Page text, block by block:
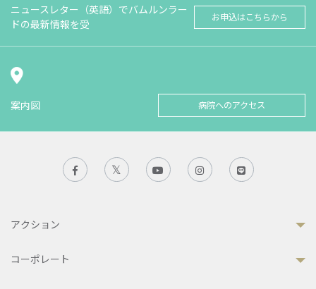
ニュースレター（英語）でバムルンラー
ドの最新情報を受
お申込はこちらから
案内図 病院へのアクセス
アクション
コーポレート